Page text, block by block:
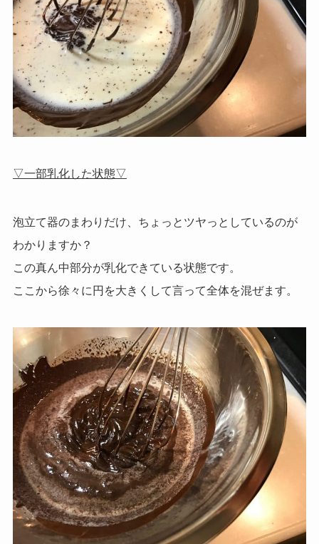
▽一部乳化した状態▽
泡立て器のまわりだけ、ちょっとツヤっとしているのが
わかりますか？
この真ん中部分が乳化できている状態です。
ここから徐々に円を大きくして言って全体を混ぜます。